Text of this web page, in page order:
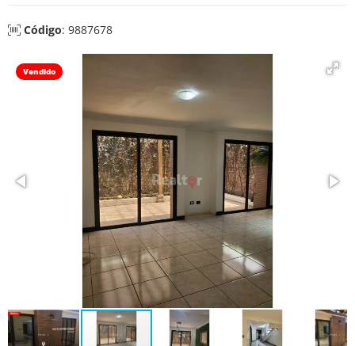
Código: 9887678
Vendido